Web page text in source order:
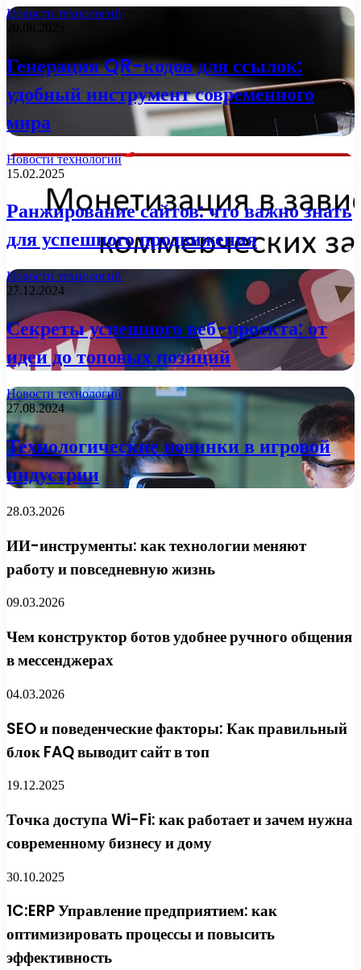
Новости технологий
Генерация QR-кодов для ссылок:
удобный инструмент современного
мира
Новости технологий
15.02.2025
Ранжирование сайтов: что важно знать
для успешного продвижения
Новости технологий
27.12.2024
Секреты успешного веб-проекта: от
идеи до топовых позиций
Новости технологий
27.08.2024
Технологические новинки в игровой
индустрии
28.03.2026
ИИ-инструменты: как технологии меняют
работу и повседневную жизнь
09.03.2026
Чем конструктор ботов удобнее ручного общения
в мессенджерах
04.03.2026
SEO и поведенческие факторы: Как правильный
блок FAQ выводит сайт в топ
19.12.2025
Точка доступа Wi-Fi: как работает и зачем нужна
современному бизнесу и дому
30.10.2025
1C:ERP Управление предприятием: как
оптимизировать процессы и повысить
эффективность